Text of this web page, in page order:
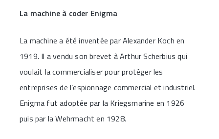
La machine à coder Enigma
La machine a été inventée par Alexander Koch en
1919. Il a vendu son brevet à Arthur Scherbius qui
voulait la commercialiser pour protéger les
entreprises de l’espionnage commercial et industriel.
Enigma fut adoptée par la Kriegsmarine en 1926
puis par la Wehrmacht en 1928.